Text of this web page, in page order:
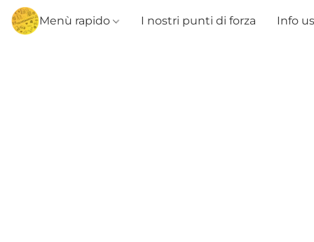
Menù rapido I nostri punti di forza Info